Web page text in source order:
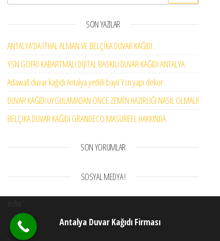
SON YAZILAR
ANTALYA’DA İTHAL ALMAN VE BELÇİKA DUVAR KAĞIDI .
YSN GOFRİ KABARTMALI DİJİTAL BASKILI DUVAR KAĞIDI ANTALYA
Adawall duvar kağıdı Antalya yetkili bayii Ysn yapı dekor
DUVAR KAĞIDI UYGULAMADAN ÖNCE ZEMİN HAZIRLIĞI NASIL OLMALI!
BELÇİKA DUVAR KAĞIDI GRANDECO MASUREEL HAKKINDA
SON YORUMLAR
SOSYAL MEDYA !
echo '
Antalya Duvar Kağıdı Firması